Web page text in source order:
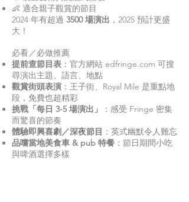
👶 適合親子觀賞的節目
2024 年有超過 3500 場演出 ，2025 預計更盛
大！
必看／必做推薦
提前查節目表 ： 官方網站 edfringe.com 可搜
尋演出主題、語言、地點
觀賞街頭表演 ：王子街、Royal Mile 是重點地
段，免費也超精彩
挑戰「每日 3-5 場演出」
：感受 Fringe 密集
而驚喜的節奏
體驗即興喜劇／深夜節目 ：英式幽默令人難忘
品嚐當地美食車 & pub 特餐 ：節日期間小吃
與啤酒選擇多樣